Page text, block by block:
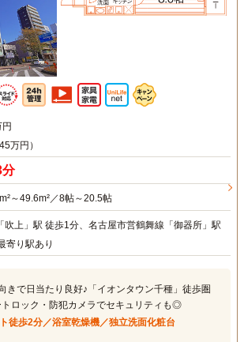
万円）
分
～49.6m²／8帖～20.5帖
吹上」駅 徒歩1分、名古屋市営鶴舞線「御器所」駅
寄り駅あり
きで日当たり良好♪「イオンタウン千種」徒歩圏
ロック・防犯カメラでセキュリティも◎
徒歩2分／浴室乾燥機／独立洗面化粧台